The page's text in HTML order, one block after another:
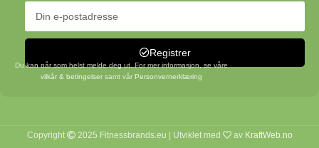
Registrer
Du kan når som helst melde deg ut. For mer informasjon, se våre
vilkår & betingelsersamt vår Personvernerklæring
Copyright 2025 Fitnessbrands.eu | Utviklet med av KraftWeb.no